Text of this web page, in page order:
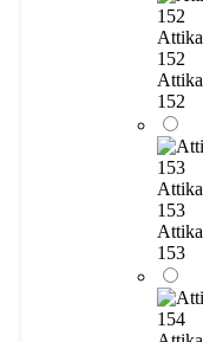
Attika
152
Attika
152
Attika
153
Attika
153